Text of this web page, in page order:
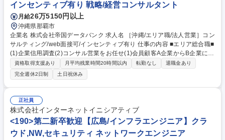
インセンティブ有り 戦略/経営コンサルタント
月給26万5150円以上
沖縄県那覇市
企業名 株式会社帝国データバンク 求人名 ［沖縄/エリア職/法人営業］コン
サルティング/web面接可/インセンティブ有り 仕事の内容 ■エリア総合職■
(1)企業信用調査(2)コンサル営業をお任せ(1)会員顧客A企業からB企業に対
する調査依頼を受け「企業信用調査」を実施。企業間商取引の円滑化支援
(2)会員顧客へのコンサル営業＋会員獲得への営業 ■信用調査(約80項目)：
事業内容やビジネスモデル、財務状況の聞き取り ■提案営業内容：業界動
向・市場情報等のデータベース提供、新規顧客先への信用調査の実施、後
継者育成・事業承継支援等独自サービスの提案【魅力】顧客に対し伴走型
の課題解決支援ができ、売り切り営業では無いため自らの提案による企業
の改善を間近に感じられます。(飛び込み営業なし)経営層との対峙機会が
多く様々なスキル向上が期待できます。 募集職種 ［沖縄/エリア職/法人営
業］コンサルティング/web面接可/インセンティブ有り
資格取得支援あり 月平均残業時間20時間以内 転勤なし
退職金あり
完全週休2日制
土日祝休み
正社員
株式会社インターネットイニシアティブ
<190>第二新卒歓迎【広島/インフラエンジニア】クラ
ウド,NW,セキュリティ ネットワークエンジニア